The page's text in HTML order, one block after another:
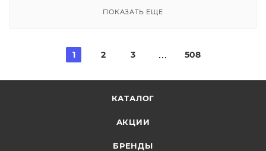
ПОКАЗАТЬ ЕЩЕ
1 2 3 508
КАТАЛОГ
АКЦИИ
БРЕНДЫ